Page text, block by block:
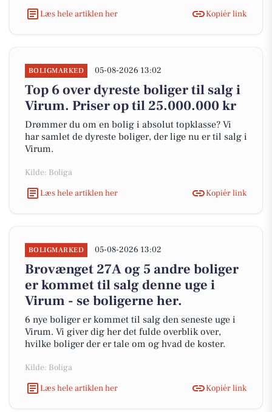
Læs hele artiklen her
Kopiér link
BOLIGMARKED 05-08-2026 13:02
Top 6 over dyreste boliger til salg i
Virum. Priser op til 25.000.000 kr
Drømmer du om en bolig i absolut topklasse? Vi
har samlet de dyreste boliger, der lige nu er til salg i
Virum.
Kilde: Boliga
Læs hele artiklen her
Kopiér link
BOLIGMARKED 05-08-2026 13:02
Brovænget 27A og 5 andre boliger
er kommet til salg denne uge i
Virum - se boligerne her.
6 nye boliger er kommet til salg den seneste uge i
Virum. Vi giver dig her det fulde overblik over,
hvilke boliger der er tale om og hvad de koster.
Kilde: Boliga
Læs hele artiklen her
Kopiér link